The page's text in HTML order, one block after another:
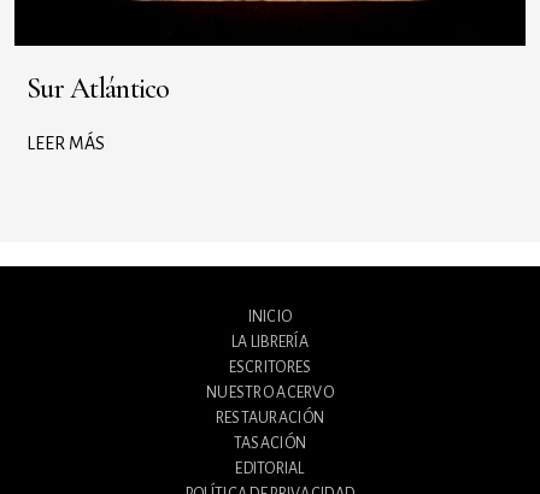
Sur Atlántico
LEER MÁS
INICIO
LA LIBRERÍA
ESCRITORES
NUESTRO ACERVO
RESTAURACIÓN
TASACIÓN
EDITORIAL